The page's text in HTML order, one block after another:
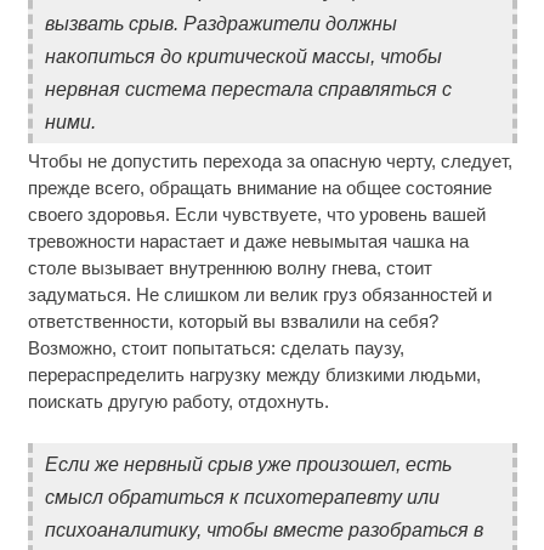
вызвать срыв. Раздражители должны
накопиться до критической массы, чтобы
нервная система перестала справляться с
ними.
Чтобы не допустить перехода за опасную черту, следует,
прежде всего, обращать внимание на общее состояние
своего здоровья. Если чувствуете, что уровень вашей
тревожности нарастает и даже невымытая чашка на
столе вызывает внутреннюю волну гнева, стоит
задуматься. Не слишком ли велик груз обязанностей и
ответственности, который вы взвалили на себя?
Возможно, стоит попытаться: сделать паузу,
перераспределить нагрузку между близкими людьми,
поискать другую работу, отдохнуть.
Если же нервный срыв уже произошел, есть
смысл обратиться к психотерапевту или
психоаналитику, чтобы вместе разобраться в